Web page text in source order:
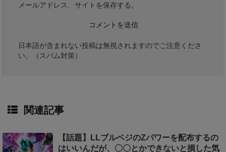
メールアドレス、サイトを保存する。
日本語が含まれない投稿は無視されますのでご注意くださ
い。（スパム対策）
関連記事
【話題】LLブルベジのZパワーを配布するの
はいいんだが、〇〇とかできないと損した気